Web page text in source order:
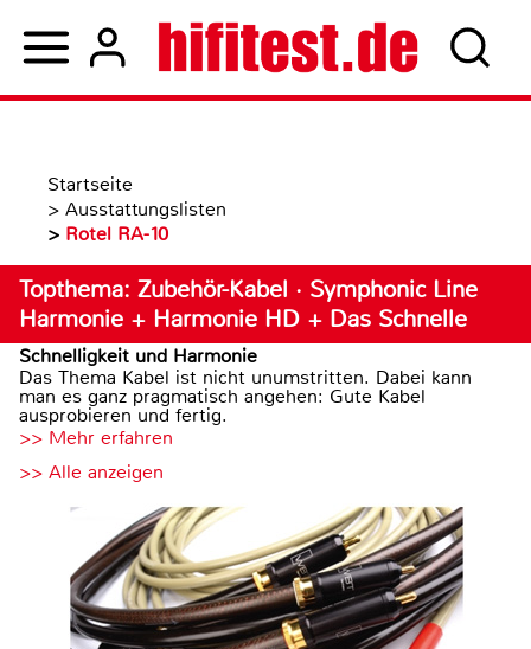
Startseite
> Ausstattungslisten
> Rotel RA-10
Topthema: Zubehör-Kabel · Symphonic Line
Harmonie + Harmonie HD + Das Schnelle
Schnelligkeit und Harmonie
Das Thema Kabel ist nicht unumstritten. Dabei kann
man es ganz pragmatisch angehen: Gute Kabel
ausprobieren und fertig.
>> Mehr erfahren
>> Alle anzeigen